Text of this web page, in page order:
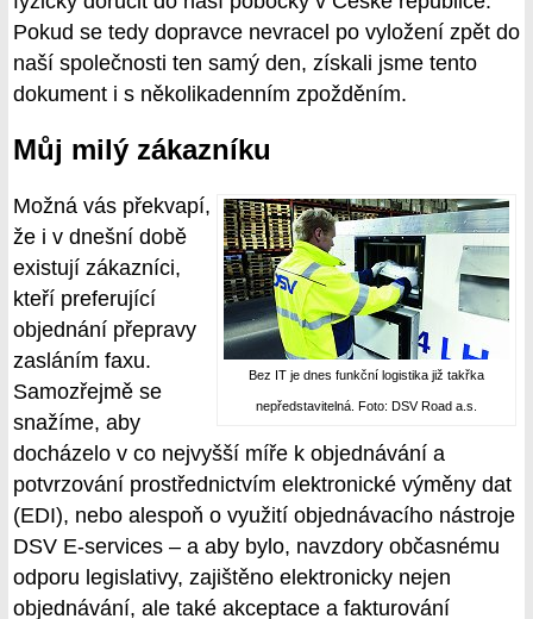
Pokud se tedy dopravce nevracel po vyložení zpět do
naší společnosti ten samý den, získali jsme tento
dokument i s několikadenním zpožděním.
Můj milý zákazníku
Bez IT je dnes funkční logistika již takřka
nepředstavitelná. Foto: DSV Road a.s.
Možná vás překvapí,
že i v dnešní době
existují zákazníci,
kteří preferující
objednání přepravy
zasláním faxu.
Samozřejmě se
snažíme, aby
docházelo v co nejvyšší míře k objednávání a
potvrzování prostřednictvím elektronické výměny dat
(EDI), nebo alespoň o využití objednávacího nástroje
DSV E-services – a aby bylo, navzdory občasnému
odporu legislativy, zajištěno elektronicky nejen
objednávání, ale také akceptace a fakturování